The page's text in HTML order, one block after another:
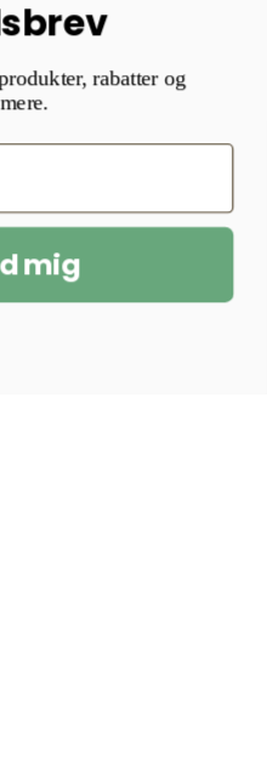
rabatter og
mig